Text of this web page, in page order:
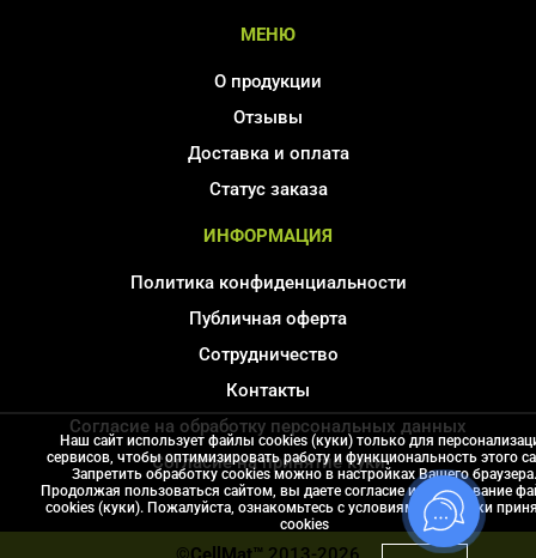
МЕНЮ
О продукции
Отзывы
Доставка и оплата
Статус заказа
ИНФОРМАЦИЯ
Политика конфиденциальности
Публичная оферта
Сотрудничество
Контакты
Согласие на обработку персональных данных
Соглаcие на принятие куки
Карта сайта
Наш сайт использует файлы cookies (куки) только для
сервисов, чтобы оптимизировать работу и функциональность этого
Запретить обработку cookies можно в настройках Вашего браузера.
Продолжая пользоваться сайтом, вы даете согласие использование
cookies (куки). Пожалуйста, ознакомьтесь с условиями политики
сookies